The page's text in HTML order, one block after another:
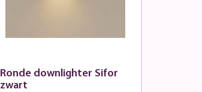
Ronde downlighter Sifor
zwart